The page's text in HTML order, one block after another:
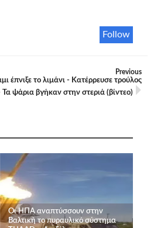
Follow
Previous
έπνιξε το λιμάνι - Κατέρρευσε τρούλος
Τα ψάρια βγήκαν στην στεριά (βίντεο)
Οι ΗΠΑ αναπτύσσουν στην
Βαλτική το πυραυλικό σύστημα